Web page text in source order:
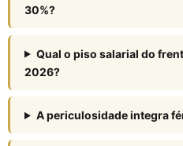
30%?
Qual o piso salarial do
2026?
A periculosidade integra